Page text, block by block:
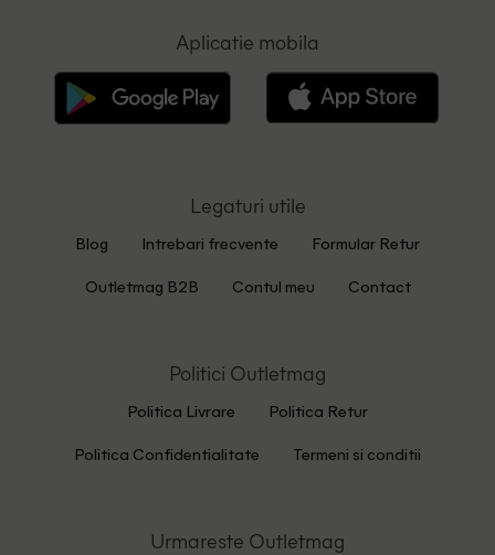
Aplicatie mobila
Legaturi utile
Blog Intrebari frecvente Formular Retur
Outletmag B2B Contul meu Contact
Politici Outletmag
Politica Livrare Politica Retur
Politica Confidentialitate Termeni si conditii
Urmareste Outletmag